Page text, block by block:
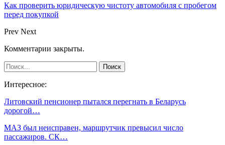
Как проверить юридическую чистоту автомобиля с пробегом
перед покупкой
Prev Next
Комментарии закрыты.
Интересное:
Литовский пенсионер пытался перегнать в Беларусь
дорогой…
МАЗ был неисправен, маршрутчик превысил число
пассажиров. СК…